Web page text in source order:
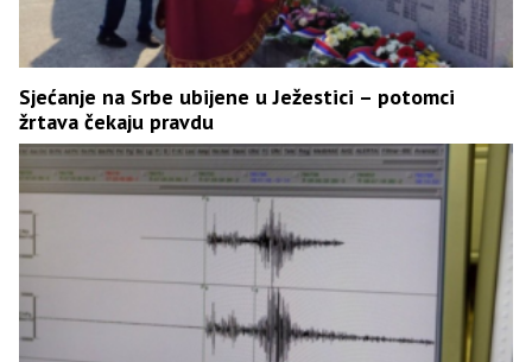
Sjećanje na Srbe ubijene u Ježestici – potomci
žrtava čekaju pravdu